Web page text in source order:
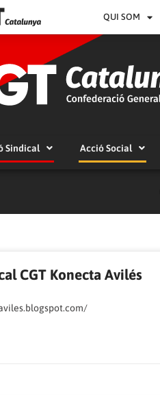
QUI SOM
Sindical Acció Social
CGT Konecta Avilés